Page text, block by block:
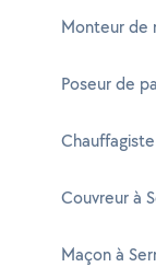
Monteur de
Poseur de
Couvreur à
Maçon à